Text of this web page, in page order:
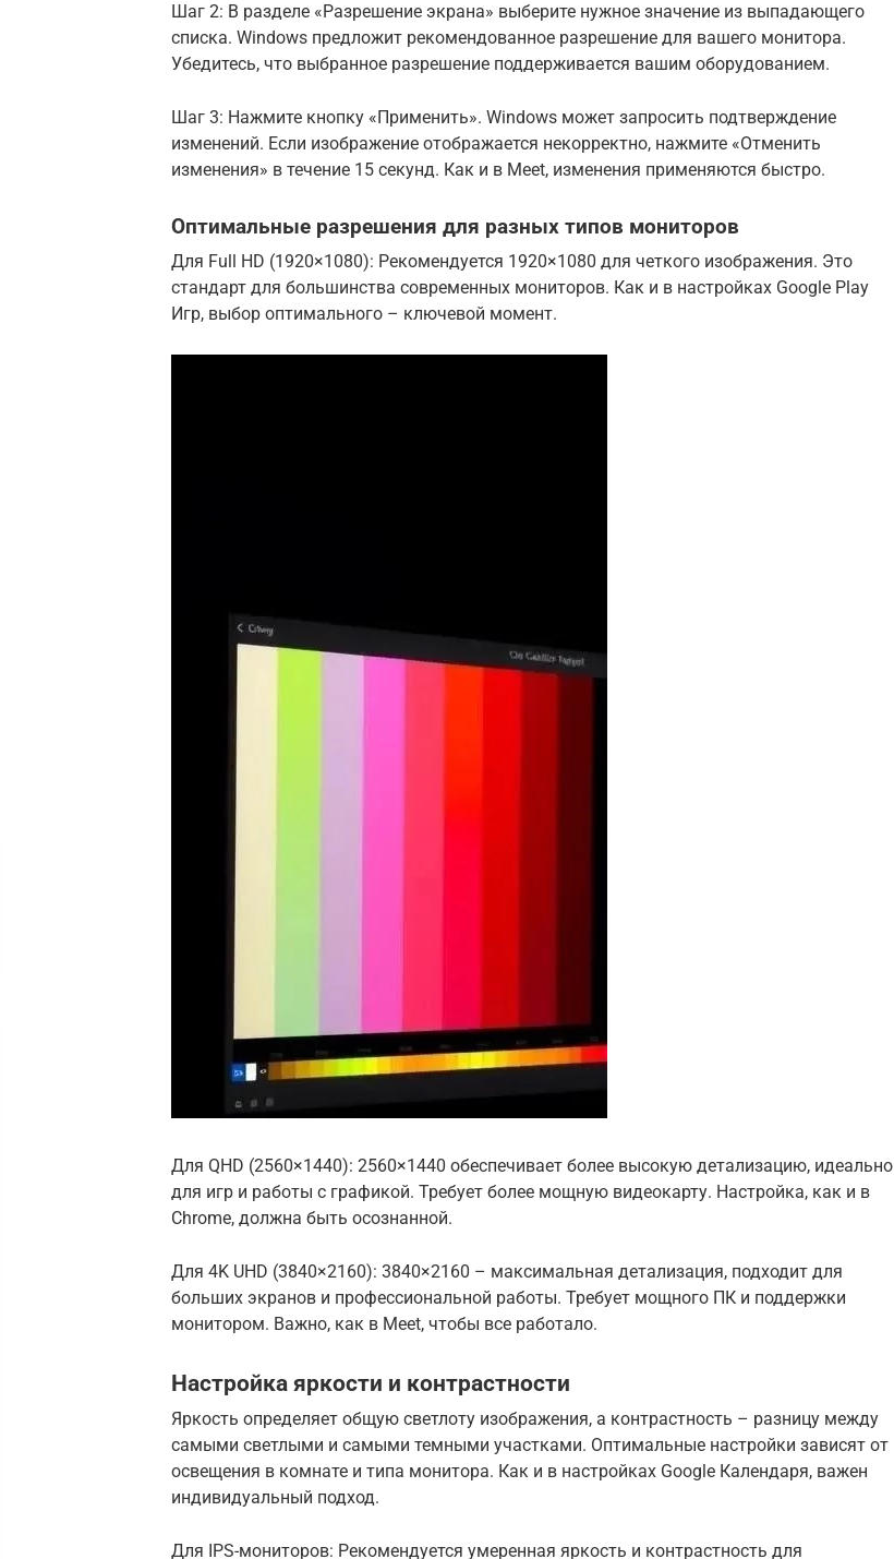
Шаг 2: В разделе «Разрешение экрана» выберите нужное значение из выпадающего
списка. Windows предложит рекомендованное разрешение для вашего монитора.
Убедитесь, что выбранное разрешение поддерживается вашим оборудованием.
Шаг 3: Нажмите кнопку «Применить». Windows может запросить подтверждение
изменений. Если изображение отображается некорректно, нажмите «Отменить
изменения» в течение 15 секунд. Как и в Meet, изменения применяются быстро.
Оптимальные разрешения для разных типов мониторов
Для Full HD (1920×1080): Рекомендуется 1920×1080 для четкого изображения. Это
стандарт для большинства современных мониторов. Как и в настройках Google Play
Игр, выбор оптимального – ключевой момент.
Для QHD (2560×1440): 2560×1440 обеспечивает более высокую детализацию, идеально
для игр и работы с графикой. Требует более мощную видеокарту. Настройка, как и в
Chrome, должна быть осознанной.
Для 4K UHD (3840×2160): 3840×2160 – максимальная детализация, подходит для
больших экранов и профессиональной работы. Требует мощного ПК и поддержки
монитором. Важно, как в Meet, чтобы все работало.
Настройка яркости и контрастности
Яркость определяет общую светлоту изображения, а контрастность – разницу между
самыми светлыми и самыми темными участками. Оптимальные настройки зависят от
освещения в комнате и типа монитора. Как и в настройках Google Календаря, важен
индивидуальный подход.
Для IPS-мониторов: Рекомендуется умеренная яркость и контрастность для